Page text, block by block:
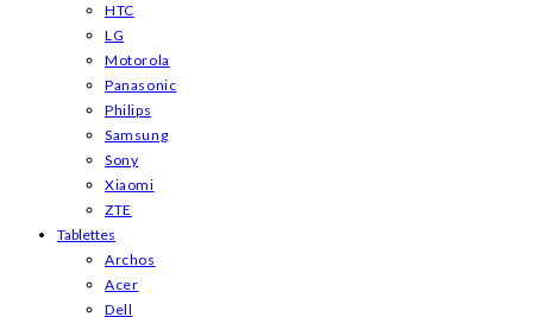
HTC
LG
Motorola
Panasonic
Philips
Samsung
Sony
Xiaomi
ZTE
Tablettes
Archos
Acer
Dell